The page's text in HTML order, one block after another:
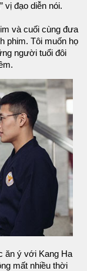
vị đạo diễn nói.
và cuối cùng đưa
phim. Tôi muốn họ
người tuổi đôi
ăn ý với Kang Ha
mất nhiều thời